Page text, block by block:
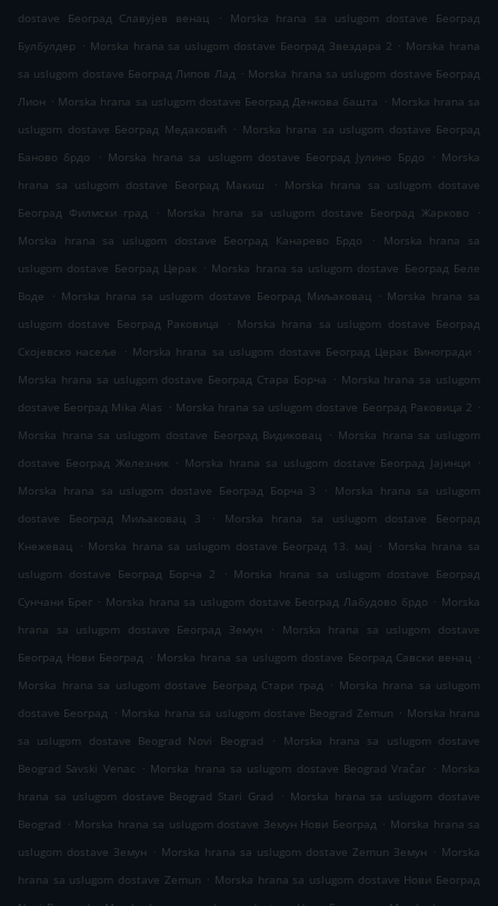
dostave Београд Славујев венац
.
Morska hrana sa uslugom dostave Београд
Булбулдер . Morska hrana sa uslugom dostave Београд Звездара 2 . Morska hrana
sa uslugom dostave Београд Липов Лад . Morska hrana sa uslugom dostave Београд
Лион . Morska hrana sa uslugom dostave Београд Денкова башта . Morska hrana sa
uslugom dostave Београд Медаковић . Morska hrana sa uslugom dostave Београд
Баново брдо
. Morska hrana sa uslugom dostave Београд Јулино Брдо . Morska
hrana sa uslugom dostave Београд Макиш
. Morska hrana sa uslugom dostave
Београд Филмски град
. Morska hrana sa uslugom dostave Београд Жарково
.
Morska hrana sa uslugom dostave Београд Канарево Брдо
.
Morska hrana sa
uslugom dostave Београд Церак . Morska hrana sa uslugom dostave Београд Беле
Воде
. Morska hrana sa uslugom dostave Београд Миљаковац . Morska hrana sa
uslugom dostave Београд Раковица
. Morska hrana sa uslugom dostave Београд
Скојевско насеље
. Morska hrana sa uslugom dostave Београд Церак Виногради .
Morska hrana sa uslugom dostave Београд Стара Борча . Morska hrana sa uslugom
dostave Београд Mika Alas . Morska hrana sa uslugom dostave Београд Раковица 2 .
Morska hrana sa uslugom dostave Београд Видиковац . Morska hrana sa uslugom
dostave Београд Железник . Morska hrana sa uslugom dostave Београд Јајинци
.
Morska hrana sa uslugom dostave Београд Борча 3
. Morska hrana sa uslugom
dostave Београд Миљаковац 3
.
Morska hrana sa uslugom dostave Београд
Кнежевац . Morska hrana sa uslugom dostave Београд 13. мај . Morska hrana sa
uslugom dostave Београд Борча 2
. Morska hrana sa uslugom dostave Београд
Сунчани Брег . Morska hrana sa uslugom dostave Београд Лабудово брдо . Morska
hrana sa uslugom dostave Београд Земун
.
Morska hrana sa uslugom dostave
Београд Нови Београд . Morska hrana sa uslugom dostave Београд Савски венац .
Morska hrana sa uslugom dostave Београд Стари град . Morska hrana sa uslugom
dostave Београд . Morska hrana sa uslugom dostave Beograd Zemun . Morska hrana
sa uslugom dostave Beograd Novi Beograd
.
Morska hrana sa uslugom dostave
Beograd Savski Venac . Morska hrana sa uslugom dostave Beograd Vračar . Morska
hrana sa uslugom dostave Beograd Stari Grad
. Morska hrana sa uslugom dostave
Beograd . Morska hrana sa uslugom dostave Земун Нови Београд . Morska hrana sa
uslugom dostave Земун . Morska hrana sa uslugom dostave Zemun Земун . Morska
hrana sa uslugom dostave Zemun . Morska hrana sa uslugom dostave Нови Београд